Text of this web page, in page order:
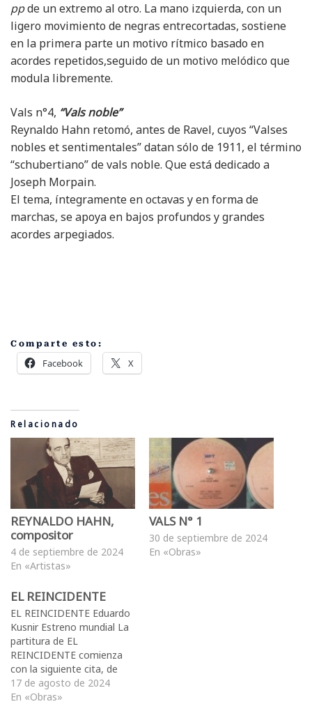
ppde un extremo al otro. La mano izquierda, con un
ligero movimiento de negras entrecortadas, sostiene
en la primera parte un motivo rítmico basado en
acordes repetidos,seguido de un motivo melódico que
modula libremente.
Vals n°4, “Vals noble”
Reynaldo Hahn retomó, antes de Ravel, cuyos “Valses
nobles et sentimentales” datan sólo de 1911, el término
“schubertiano” de vals noble. Que está dedicado a
Joseph Morpain.
El tema, íntegramente en octavas y en forma de
marchas, se apoya en bajos profundos y grandes
acordes arpegiados.
Comparte esto:
Facebook X
Relacionado
REYNALDO HAHN,
compositor
4 de septiembre de 2024
En «Artistas»
VALS N° 1
30 de septiembre de 2024
En «Obras»
EL REINCIDENTE
EL REINCIDENTE Eduardo
Kusnir Estreno mundial La
partitura de EL
REINCIDENTE comienza
con la siguiente cita, de
autor anónimo, que debe
ser leída antes de ejecutar
17 de agosto de 2024
En «Obras»